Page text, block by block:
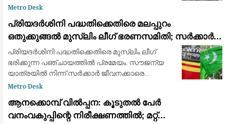
സന്ന്യാസിമാരും മതനേതാക്കളും തിങ്കളാഴ്ച
വസതിയിലേക്ക് പ്രതിഷേധ മാർച്ച് നടത്തുന്നു. കമ്
Metro Desk
പ്രിയദർശിനി പദ്ധതിക്കെതിരെ മലപ്പുറം
ഒതുക്കുങ്ങൽ മുസ്ലിം ലീഗ് ഭരണസമിതി; സർക്കാർ
ജീവനക്കാരെ സൗജന്യയാത്രയിൽ നിന്ന്
ഒഴിവാക്കണമെന്ന് പ്രമേയം
പ്രിയദർശിനി പദ്ധതിക്കെതിരെ മുസ്ലിം ലീഗ്
ഭരിക്കുന്ന പഞ്ചായത്തിൽ പ്രമേയം. സൗജന്യ
യാത്രയിൽ നിന്ന് സർക്കാർ ജീവനക്കാരെ
ഒഴിവാക്കണമെന്ന് ആവശ്യം. പദ്ധതി പുനഃ
അവതരിപ്
Metro Desk
ആനക്കൊമ്പ് വിൽപ്പന: കൂടുതൽ പേർ
വനംവകുപ്പിന്റെ നിരീക്ഷണത്തിൽ; മറ്റ്